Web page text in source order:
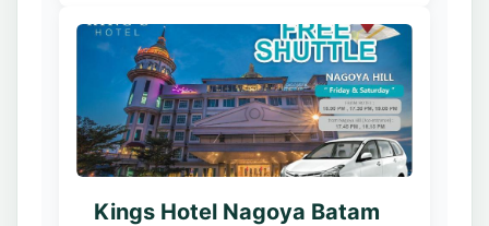
Kings Hotel Nagoya Batam